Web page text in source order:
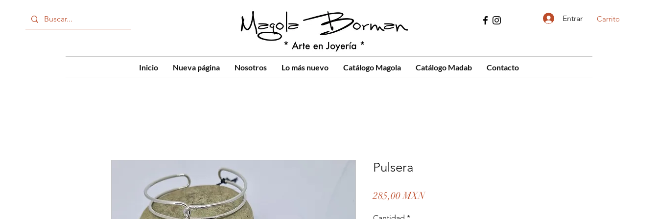
Entrar Carrito
Inicio Nueva página Nosotros Lo más nuevo Catálogo Magola Catálogo Madab Contacto
Pulsera
285,00 MXNPrecio